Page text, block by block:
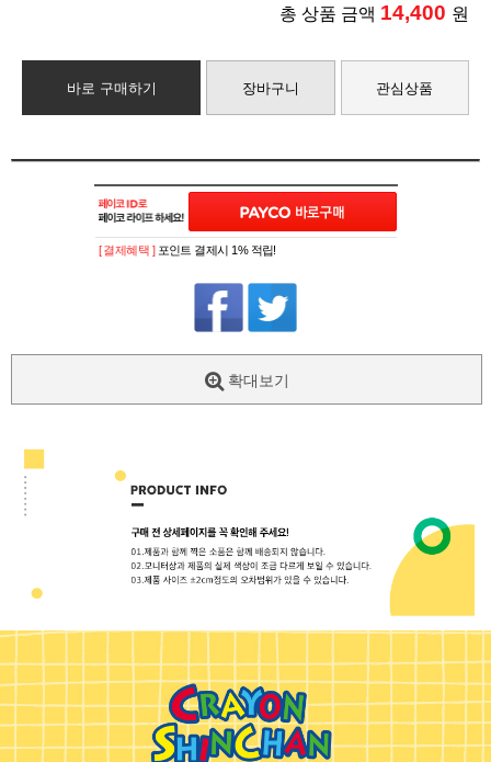
총 상품 금액 14,400 원
바로 구매하기 장바구니 관심상품
페이코 ID로
PAYCO 바로
[ 결제혜택 ] 포인트 결제시 1% 적립!
확대보기